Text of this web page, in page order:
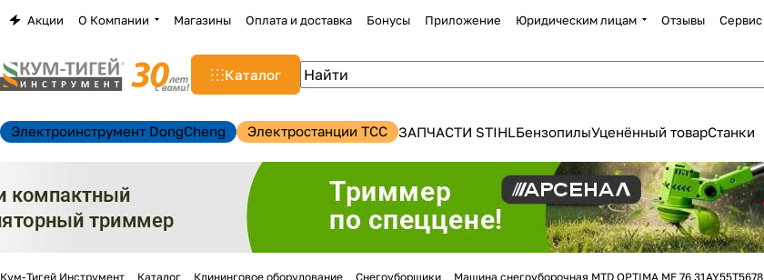
Акции О Компании Магазины Оплата и доставка Бонусы Приложение Юридическим лицам Отзывы Сервис
Каталог
Электроинструмент DongCheng Электростанции TCC ЗАПЧАСТИ STIHLБензопилыУценённый товарСтанки
Кум-Тигей Инструмент Каталог Клининговое оборудование Снегоуборщики Машина снегоуборочная MTD OPTIMA ME 76 31AY55T5678